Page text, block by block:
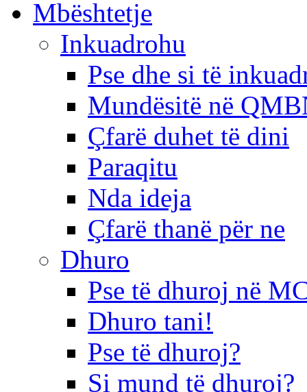
Mbështetje
Inkuadrohu
Pse dhe si të
Mundësitë në
Çfarë duhet të dini
Paraqitu
Nda ideja
Çfarë thanë për ne
Dhuro
Pse të dhuroj në
Dhuro tani!
Pse të dhuroj?
Si mund të dhuroj?